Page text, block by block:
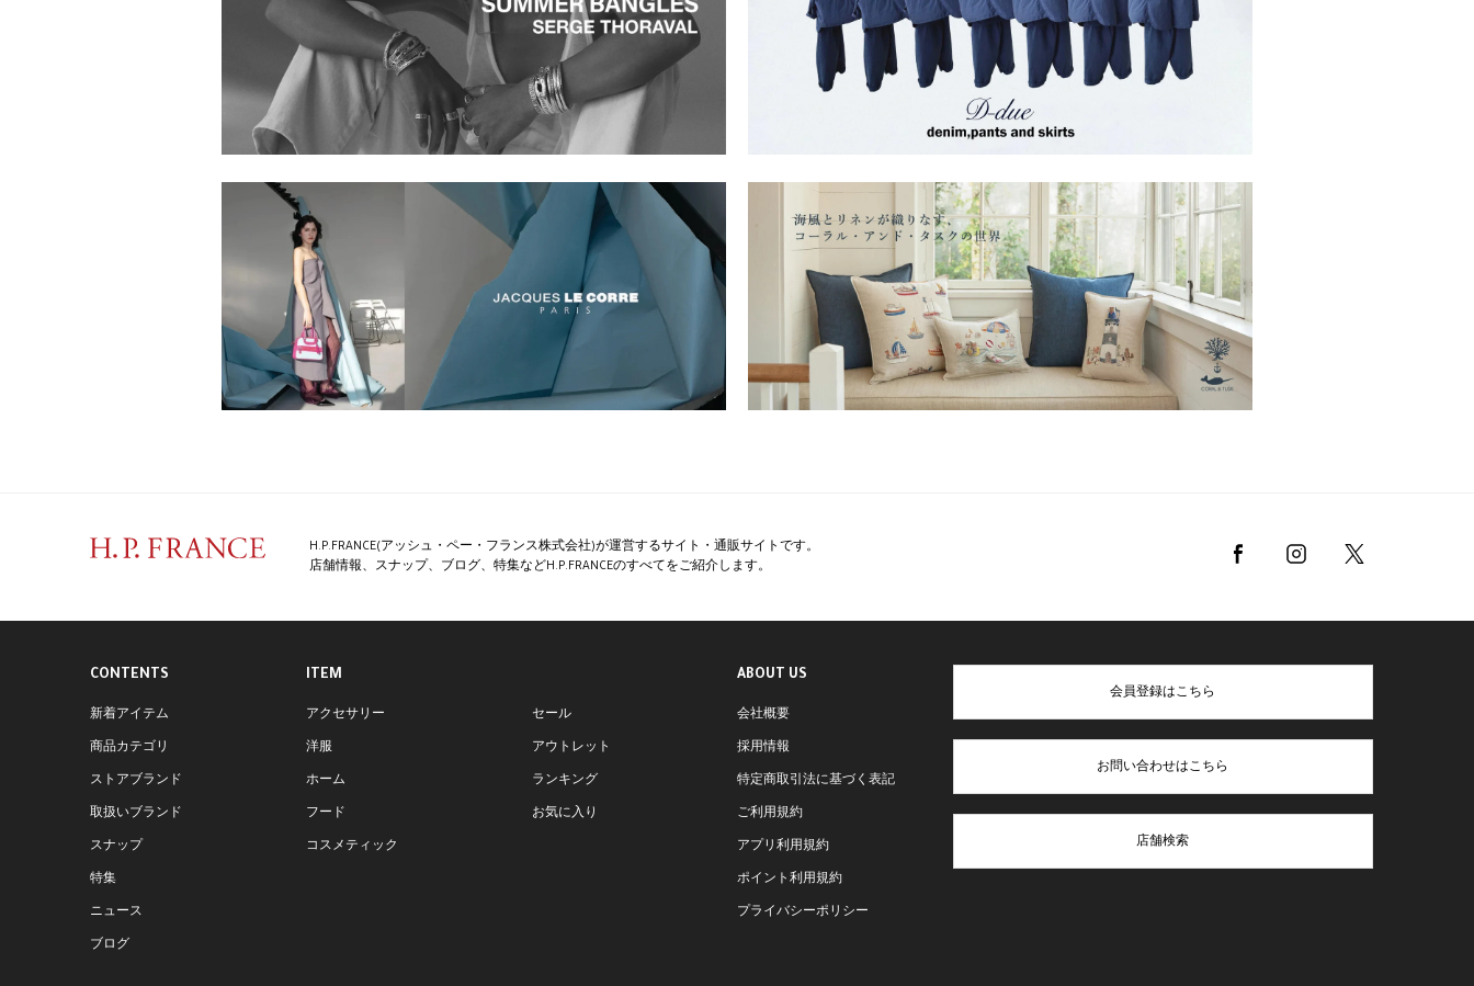
H.P.FRANCE(アッシュ・ペー・フランス株式会社)が運営するサイト・通販サイトです。
店舗情報、スナップ、ブログ、特集などH.P.FRANCEのすべてをご紹介します。
CONTENTS
新着アイテム
商品カテゴリ
ストアブランド
取扱いブランド
スナップ
特集
ニュース
ブログ
ITEM
アクセサリー
洋服
ホーム
フード
コスメティック
セール
アウトレット
ランキング
お気に入り
ABOUT US
会社概要
採用情報
特定商取引法に基づく表記
ご利用規約
アプリ利用規約
ポイント利用規約
プライバシーポリシー
会員登録はこちら
お問い合わせはこちら
店舗検索